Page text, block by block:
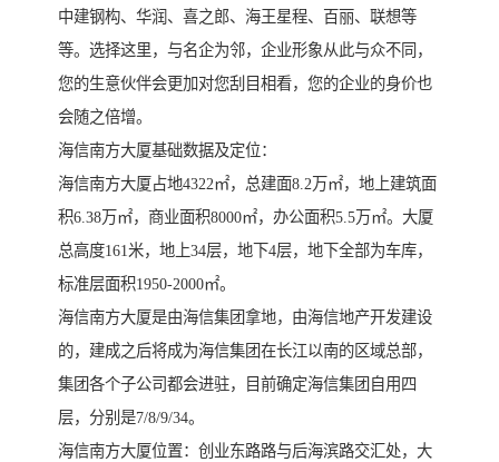
中建钢构、华润、喜之郎、海王星程、百丽、联想等
等。选择这里，与名企为邻，企业形象从此与众不同，
您的生意伙伴会更加对您刮目相看，您的企业的身价也
会随之倍增。
海信南方大厦基础数据及定位：
海信南方大厦占地4322㎡，总建面8.2万㎡，地上建筑面
积6.38万㎡，商业面积8000㎡，办公面积5.5万㎡。大厦
总高度161米，地上34层，地下4层，地下全部为车库，
标准层面积1950-2000㎡。
海信南方大厦是由海信集团拿地，由海信地产开发建设
的，建成之后将成为海信集团在长江以南的区域总部，
集团各个子公司都会进驻，目前确定海信集团自用四
层，分别是7/8/9/34。
海信南方大厦位置：创业东路路与后海滨路交汇处，大